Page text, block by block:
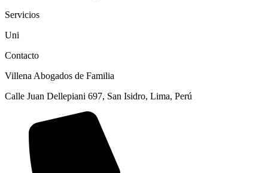
Servicios
Uni
Contacto
Villena Abogados de Familia
Calle Juan Dellepiani 697, San Isidro, Lima, Perú